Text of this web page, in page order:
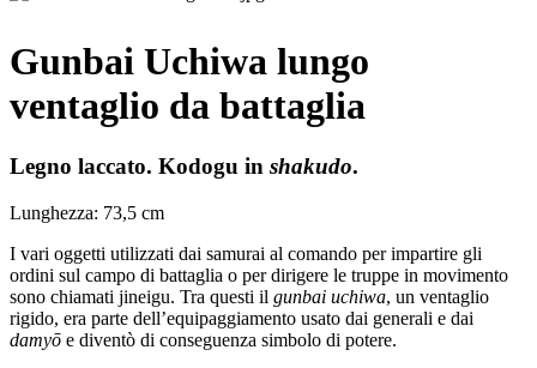
Gunbai Uchiwa lungo
ventaglio da battaglia
Legno laccato. Kodogu in shakudo.
Lunghezza: 73,5 cm
I vari oggetti utilizzati dai samurai al comando per impartire gli
ordini sul campo di battaglia o per dirigere le truppe in movimento
sono chiamati jineigu. Tra questi il gunbai uchiwa, un ventaglio
rigido, era parte dell’equipaggiamento usato dai generali e dai
damyō e diventò di conseguenza simbolo di potere.